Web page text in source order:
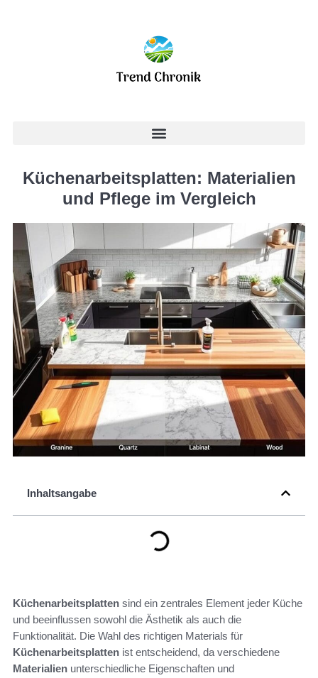
Küchenarbeitsplatten: Materialien
und Pflege im Vergleich
Inhaltsangabe
Küchenarbeitsplatten sind ein zentrales Element jeder Küche
und beeinflussen sowohl die Ästhetik als auch die
Funktionalität. Die Wahl des richtigen Materials für
Küchenarbeitsplatten ist entscheidend, da verschiedene
Materialien unterschiedliche Eigenschaften und